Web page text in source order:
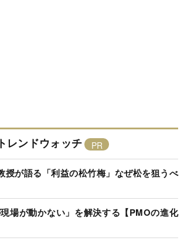
トレンドウォッチ
授が語る「利益の松竹梅」なぜ松を狙うべ
現場が動かない」を解決する【PMOの進化